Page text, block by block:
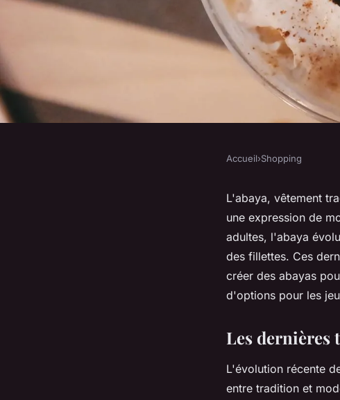
Les dernières
d'Abaya pour fillette
Accueil›Shopping
L'abaya, vêtement
une expression de
adultes, l'abaya
des fillettes. Ces
créer des abayas
d'options pour les
Les dernières
L'évolution récente
entre tradition et